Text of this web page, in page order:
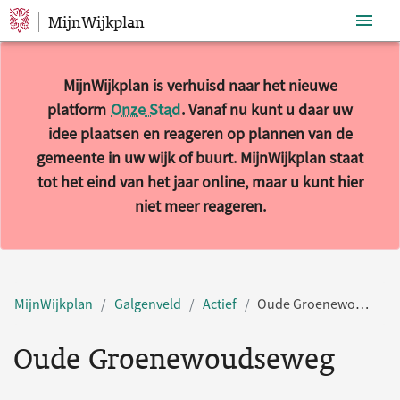
Sla navigatie over
MijnWijkplan
MijnWijkplan is verhuisd naar het nieuwe
platform Onze Stad. Vanaf nu kunt u daar uw
idee plaatsen en reageren op plannen van de
gemeente in uw wijk of buurt. MijnWijkplan staat
tot het eind van het jaar online, maar u kunt hier
niet meer reageren.
MijnWijkplan Galgenveld Actief Oude Groenewoudseweg
Oude Groenewoudseweg